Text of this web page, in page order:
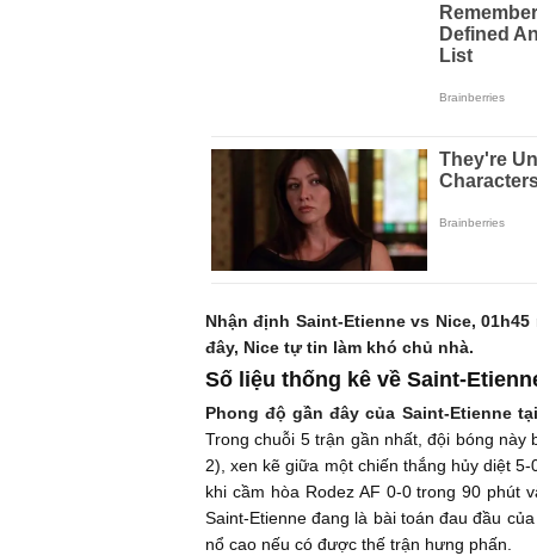
Nhận định Saint-Etienne vs Nice,
đây, Nice tự tin làm khó chủ nhà.
Số liệu thống kê về Saint-
Phong độ gần đây của Saint-Etienne
Trong chuỗi 5 trận gần nhất, đội bóng
2), xen kẽ giữa một chiến thắng hủy diệt
khi cầm hòa Rodez AF 0-0 trong 90 phút
Saint-Etienne đang là bài toán đau đầu
nổ cao nếu có được thế trận hưng phấn.